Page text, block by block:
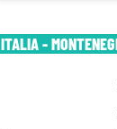
ITALIA -